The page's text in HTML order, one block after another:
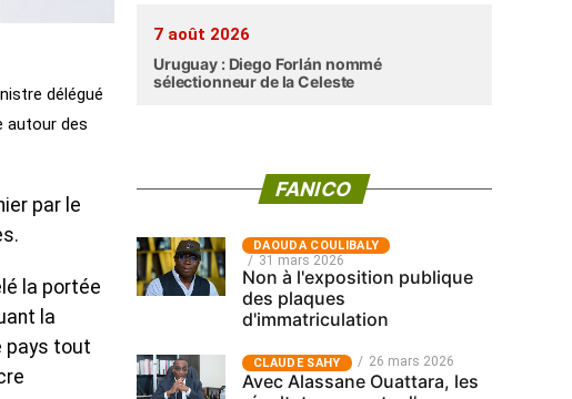
délégué
autour des
par le
la portée
la
pays tout
7 août 2026
Uruguay : Diego Forlán nommé
sélectionneur de la Celeste
FANICO
‎DAOUDA COULIBALY
31 mars 2026
Non à l'exposition publique
des plaques
d'immatriculation
CLAUDE SAHY 26 mars 2026
Avec Alassane Ouattara, les